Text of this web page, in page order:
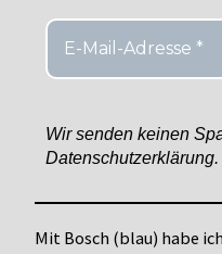
Wir senden keinen
Datenschutzerklärung.
Mit Bosch (blau) habe